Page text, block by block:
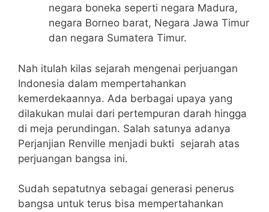
negara boneka seperti negara Madura,
negara Borneo barat, Negara Jawa Timur
dan negara Sumatera Timur.
Nah itulah kilas sejarah mengenai perjuangan
Indonesia dalam mempertahankan
kemerdekaannya. Ada berbagai upaya yang
dilakukan mulai dari pertempuran darah hingga
di meja perundingan. Salah satunya adanya
Perjanjian Renville menjadi bukti sejarah atas
perjuangan bangsa ini.
Sudah sepatutnya sebagai generasi penerus
bangsa untuk terus bisa mempertahankan